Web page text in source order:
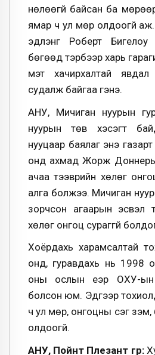
нөлөөгүй байсан ба
ямар ч ул мөр олдоогүй
эдлэнг Роберт
бөгөөд тэрбээр харь
мэт хачирхалтай
судалж байгаа гэнэ.
АНУ, Мичиган нуурын
нуурын төв хэсэгт
нууцаар баялаг энэ
онд ахмад Жорж
ачаа тээврийн хөлөг
алга болжээ. Мичиган
зорчсон агаарын эсвэл
хөлөг онгоц сураггүй
Хоёрдахь харамсалтай
онд, гуравдахь нь 1998
оны ослын үеэр ОХУ-ын
болсон юм. Эдгээр
ч ул мөр, онгоцны сэг
олдоогүй.
АНУ, Пойнт Плезант гүүр: